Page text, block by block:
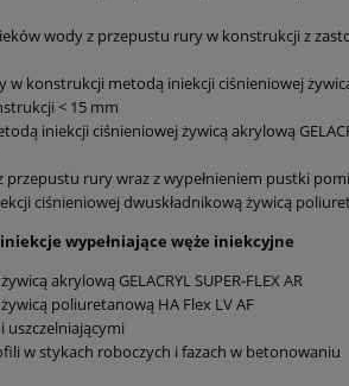
wody z przepustu rury w konstrukcji z
konstrukcji metodą iniekcji ciśnieniowej
< 15 mm
iniekcji ciśnieniowej żywicą akrylową
przepustu rury wraz z wypełnieniem pustki
ciśnieniowej dwuskładnikową żywicą
wypełniające węże iniekcyjne
akrylową GELACRYL SUPER-FLEX AR
poliuretanową HA Flex LV AF
uszczelniającymi
w stykach roboczych i fazach w betonowaniu